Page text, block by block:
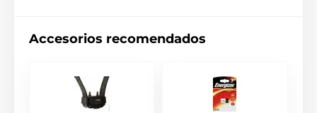
Accesorios recomendados